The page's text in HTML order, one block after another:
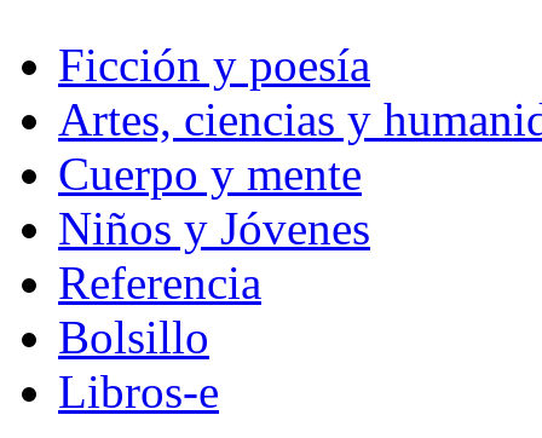
Ficción y poesía
Artes, ciencias y
Cuerpo y mente
Niños y Jóvenes
Referencia
Bolsillo
Libros-e